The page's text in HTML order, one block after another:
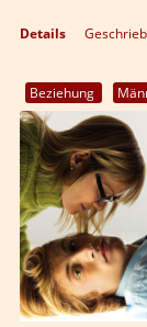
Details
Beziehung